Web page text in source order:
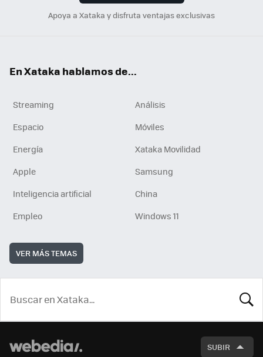
Apoya a Xataka y disfruta ventajas exclusivas
En Xataka hablamos de...
Streaming
Análisis
Espacio
Móviles
Energía
Xataka Movilidad
Apple
Samsung
Inteligencia artificial
China
Empleo
Windows 11
VER MÁS TEMAS
SUBIR